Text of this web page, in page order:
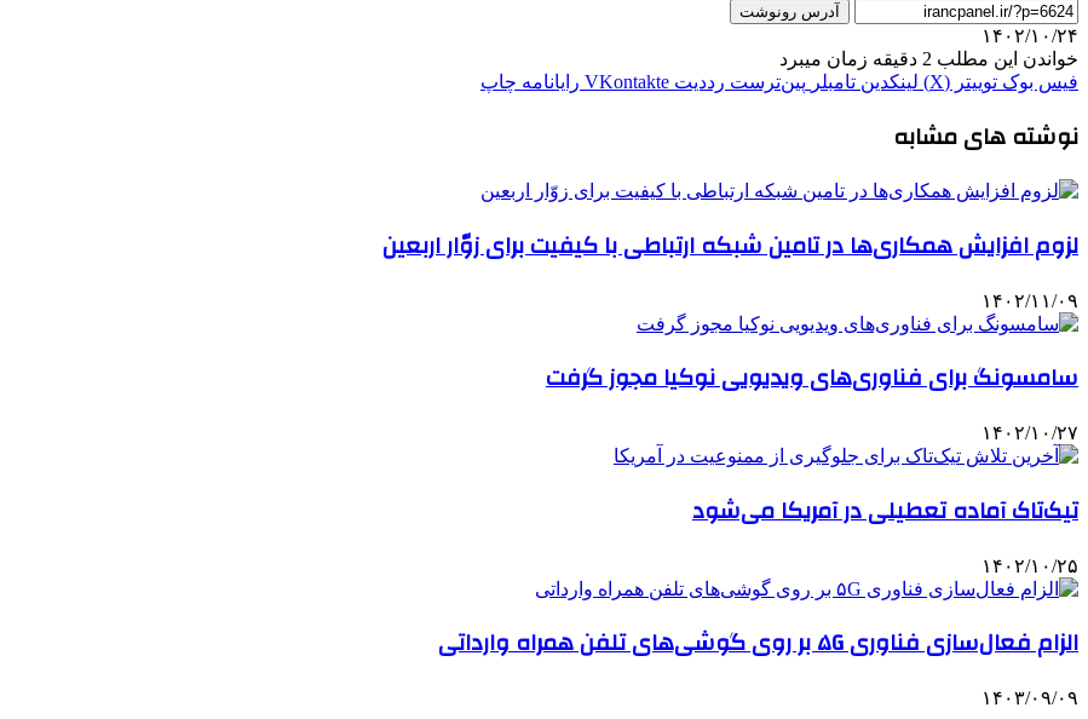
آدرس رونوشت
۱۴۰۲/۱۰/۲۴
خواندن این مطلب 2 دقیقه زمان میبرد
فیس بوک توییتر (X) لینکدین ‫تامبلر ‫پین‌ترست ‫رددیت ‫VKontakte رایانامه چاپ
نوشته های مشابه
لزوم افزایش همکاری‌ها در تامین شبکه ارتباطی با کیفیت برای زوّار اربعین
۱۴۰۲/۱۱/۰۹
سامسونگ برای فناوری‌های ویدیویی نوکیا مجوز گرفت
۱۴۰۲/۱۰/۲۷
تیک‌تاک آماده تعطیلی در آمریکا می‌شود
۱۴۰۲/۱۰/۲۵
الزام فعال‌سازی فناوری ۵G بر روی گوشی‌های تلفن همراه وارداتی
۱۴۰۳/۰۹/۰۹